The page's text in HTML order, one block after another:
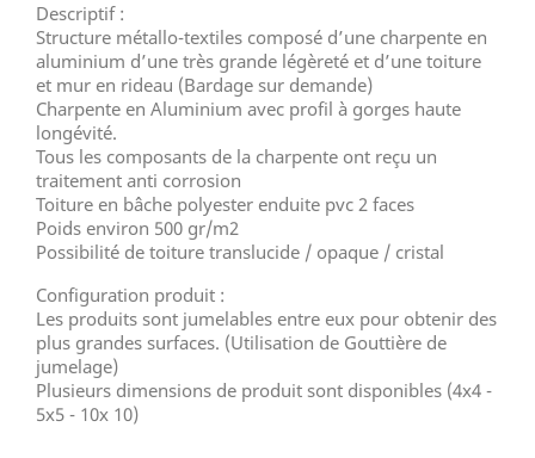
Descriptif :
Structure métallo-textiles composé d’une charpente en
aluminium d’une très grande légèreté et d’une toiture
et mur en rideau (Bardage sur demande)
Charpente en Aluminium avec profil à gorges haute
longévité.
Tous les composants de la charpente ont reçu un
traitement anti corrosion
Toiture en bâche polyester enduite pvc 2 faces
Poids environ 500 gr/m2
Possibilité de toiture translucide / opaque / cristal
Configuration produit :
Les produits sont jumelables entre eux pour obtenir des
plus grandes surfaces. (Utilisation de Gouttière de
jumelage)
Plusieurs dimensions de produit sont disponibles (4x4 -
5x5 - 10x 10)